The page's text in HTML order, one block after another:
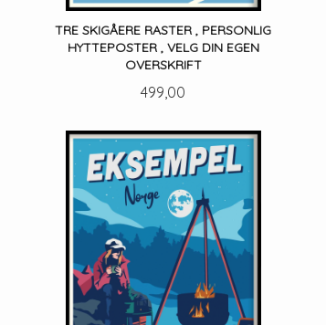
TRE SKIGÅERE RASTER , PERSONLIG
HYTTEPOSTER , VELG DIN EGEN
OVERSKRIFT
Pris
499,00
LES MER